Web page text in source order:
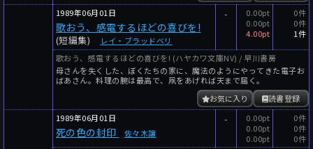
1989年06月01日
歌おう、感電するほどの喜びを!
(短編集) レイ・ブラッドベリ
-
0.00pt
0.00pt
4.00pt
0件
0件
1件
歌おう、感電するほどの喜びを! (ハヤカワ文庫NV) / 早川書房
母さんを失くした、ぼくたちの家に、魔法のようにやってきた電子お
ばあさん。料理の腕は最高で、凧をあげれば天まで届く。
読書登録
お気に入り
1989年06月01日
死の色の封印 佐々木譲
-
0.00pt
0.00pt
0.00pt
0件
0件
0件